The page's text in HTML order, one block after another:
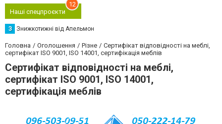
Наші спецпроєкти
12
З Знижкотижні від Апельмон
Головна Оголошення Різне
Сертифікат відповідності на меблі,
сертифікат ISO 9001, ISO 14001, сертифікація меблів
Сертифікат відповідності на меблі,
сертифікат ISO 9001, ISO 14001,
сертифікація меблів